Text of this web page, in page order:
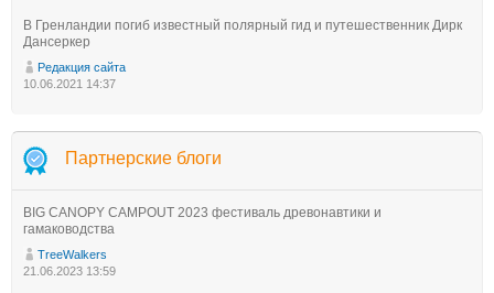
В Гренландии погиб известный полярный гид и путешественник Дирк
Дансеркер
Редакция сайта
10.06.2021 14:37
Партнерские блоги
BIG CANOPY CAMPOUT 2023 фестиваль древонавтики и
гамаководства
TreeWalkers
21.06.2023 13:59